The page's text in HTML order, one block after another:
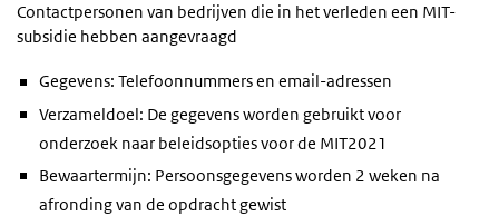
Contactpersonen van bedrijven die in het verleden een MIT-
subsidie hebben aangevraagd
Gegevens: Telefoonnummers en email-adressen
Verzameldoel: De gegevens worden gebruikt voor
onderzoek naar beleidsopties voor de MIT2021
Bewaartermijn: Persoonsgegevens worden 2 weken na
afronding van de opdracht gewist